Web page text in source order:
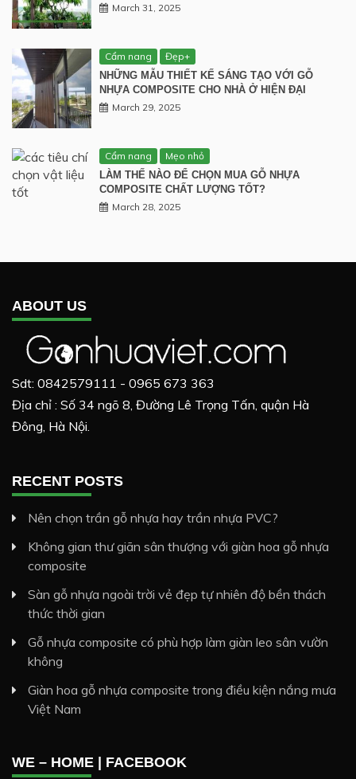
March 31, 2025
Cẩm nang
Đẹp+
NHỮNG MẪU THIẾT KẾ SÁNG TẠO VỚI GỖ
NHỰA COMPOSITE CHO NHÀ Ở HIỆN ĐẠI
March 29, 2025
Cẩm nang
Mẹo nhỏ
LÀM THẾ NÀO ĐỂ CHỌN MUA GỖ NHỰA
COMPOSITE CHẤT LƯỢNG TỐT?
March 28, 2025
ABOUT US
Sdt: 0842579111 - 0965 673 363
Địa chỉ : Số 34 ngõ 8, Đường Lê Trọng Tấn, quận Hà
Đông, Hà Nội.
RECENT POSTS
Nên chọn trần gỗ nhựa hay trần nhựa PVC?
Không gian thư giãn sân thượng với giàn hoa gỗ nhựa
composite
Sàn gỗ nhựa ngoài trời vẻ đẹp tự nhiên độ bền thách
thức thời gian
Gỗ nhựa composite có phù hợp làm giàn leo sân vườn
không
Giàn hoa gỗ nhựa composite trong điều kiện nắng mưa
Việt Nam
WE – HOME | FACEBOOK